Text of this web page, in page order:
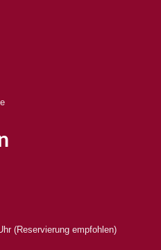
(Reservierung empfohlen)